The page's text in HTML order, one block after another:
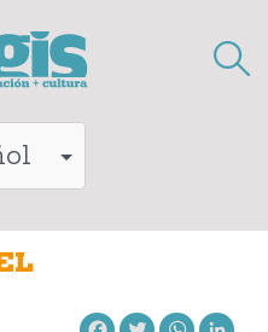
Facebook Twitter WhatsApp